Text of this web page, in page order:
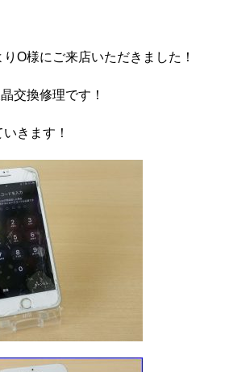
O様にご来店いただきました！
交換修理です！
きます！